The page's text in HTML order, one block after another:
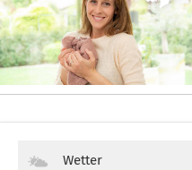
Wetter